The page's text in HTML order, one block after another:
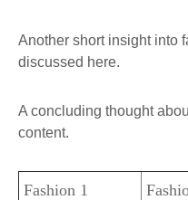
Another short insight into
discussed here.
A concluding thought
content.
Fashion 1